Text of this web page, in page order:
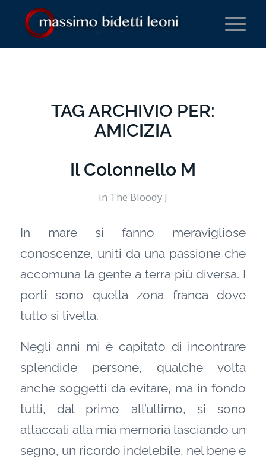
TAG ARCHIVIO PER:
AMICIZIA
Il Colonnello M
in The Bloody J
In mare si fanno meravigliose
conoscenze, uniti da una passione che
accomuna la gente a terra più diversa. I
porti sono quella zona franca dove
tutto si livella.
Negli anni mi è capitato di incontrare
splendide persone, qualche volta
anche soggetti da evitare, ma in fondo
tutti, dal primo all’ultimo, si sono
attaccati alla mia memoria lasciando un
segno, un ricordo indelebile, nel bene e